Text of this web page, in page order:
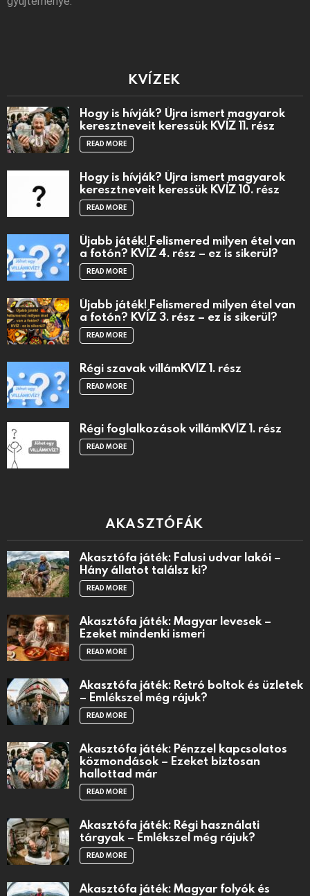
KVÍZEK
Hogy is hívják? Újra ismert magyarok
keresztneveit keressük KVÍZ 11. rész
READ MORE
Hogy is hívják? Újra ismert magyarok
keresztneveit keressük KVÍZ 10. rész
READ MORE
Újabb játék! Felismered milyen étel van
a fotón? KVÍZ 4. rész – ez is sikerül?
READ MORE
Újabb játék! Felismered milyen étel van
a fotón? KVÍZ 3. rész – ez is sikerül?
READ MORE
Régi szavak villámKVÍZ 1. rész
READ MORE
Régi foglalkozások villámKVÍZ 1. rész
READ MORE
AKASZTÓFÁK
Akasztófa játék: Falusi udvar lakói –
Hány állatot találsz ki?
READ MORE
Akasztófa játék: Magyar levesek –
Ezeket mindenki ismeri
READ MORE
Akasztófa játék: Retró boltok és üzletek
– Emlékszel még rájuk?
READ MORE
Akasztófa játék: Pénzzel kapcsolatos
közmondások – Ezeket biztosan
hallottad már
READ MORE
Akasztófa játék: Régi használati
tárgyak – Emlékszel még rájuk?
READ MORE
Akasztófa játék: Magyar folyók és